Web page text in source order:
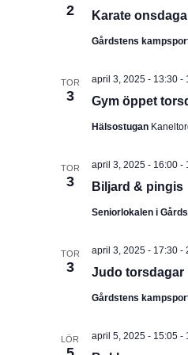
2 Karate
Gårdstens
TOR
3 Gym öppet
april 3, 2025 - 13:30-
Hälsostugan
TOR
3 Biljard & pingis
april 3, 2025 - 16:00-
Seniorlokalen i
TOR
3 Judo torsdagar
april 3, 2025 - 17:30-
Gårdstens
LÖR april 5, 2025 - 15:05-